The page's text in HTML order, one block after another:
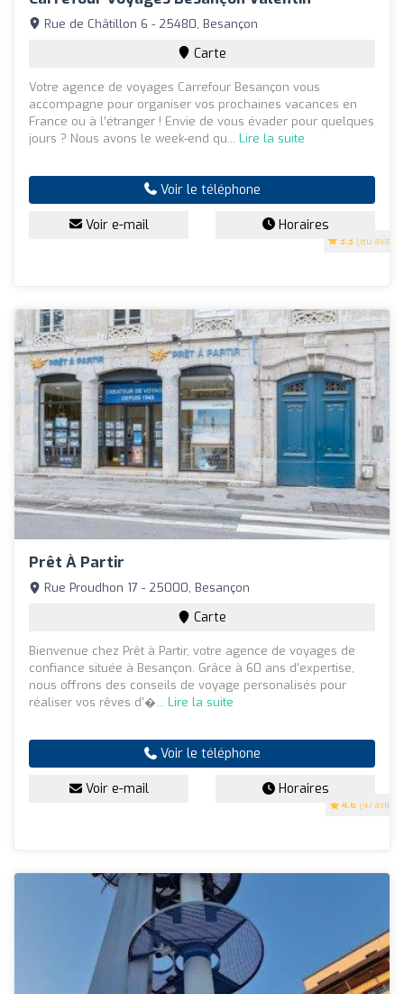
3.3 (80 avis)
Rue de Châtillon 6 - 25480, Besançon
Carte
Votre agence de voyages Carrefour Besançon vous
accompagne pour organiser vos prochaines vacances en
France ou à l’étranger ! Envie de vous évader pour quelques
jours ? Nous avons le week-end qu... Lire la suite
Voir le téléphone
Voir e-mail Horaires
Prêt À Partir
4.6 (47 avis)
Rue Proudhon 17 - 25000, Besançon
Carte
Bienvenue chez Prêt à Partir, votre agence de voyages de
confiance située à Besançon. Grâce à 60 ans d'expertise,
nous offrons des conseils de voyage personalisés pour
réaliser vos rêves d'�... Lire la suite
Voir le téléphone
Voir e-mail Horaires